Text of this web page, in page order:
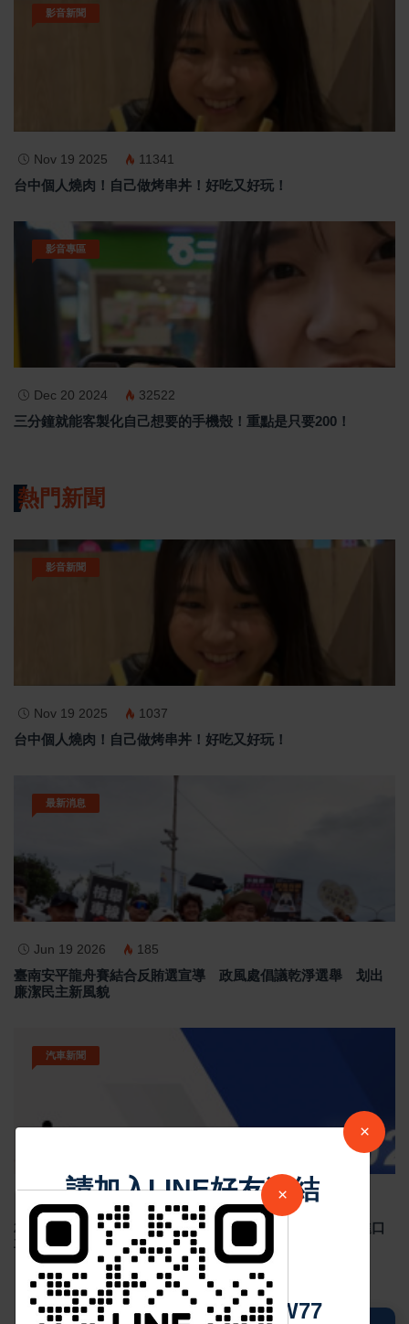
影音新聞
Nov 19 2025 11341
台中個人燒肉！自己做烤串丼！好吃又好玩！
影音專區
Dec 20 2024 32522
三分鐘就能客製化自己想要的手機殼！重點是只要200！
熱門新聞
影音新聞
Nov 19 2025 1037
台中個人燒肉！自己做烤串丼！好吃又好玩！
最新消息
Jun 19 2026 185
臺南安平龍舟賽結合反賄選宣導 政風處倡議乾淨選舉 划出
廉潔民主新風貌
汽車新聞
Sep 02 2024
2024年8月台灣新車掛牌數 29,403 輛，國產車整體下滑，進口
車款市占率超過5成
×
請加入LINE好友連結
中 華 超 傳 媒
Https://reurl.cc/adqW77
×